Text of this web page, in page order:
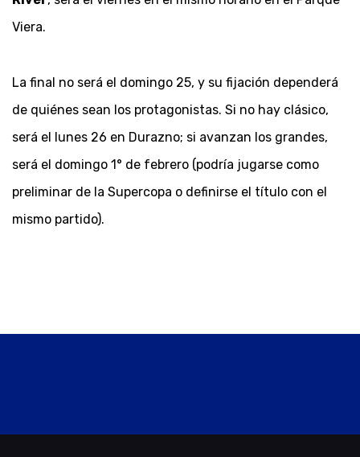
Viera.
La final no será el domingo 25, y su fijación dependerá
de quiénes sean los protagonistas. Si no hay clásico,
será el lunes 26 en Durazno; si avanzan los grandes,
será el domingo 1° de febrero (podría jugarse como
preliminar de la Supercopa o definirse el título con el
mismo partido).